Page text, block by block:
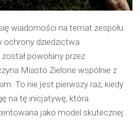
wiadomości na temat zespołu
ochrony dziedzictwa
powołany przez
Miasto Zielone wspólnie z
To nie jest pierwszy raz, kiedy
na tę inicjatywę, która
jako model skutecznej